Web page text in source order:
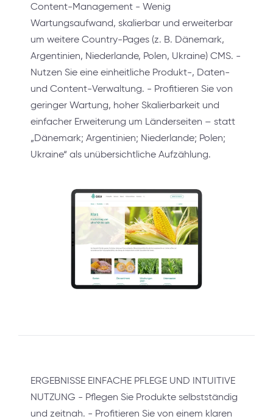
Content-Management - Wenig
Wartungsaufwand, skalierbar und erweiterbar
um weitere Country-Pages (z. B. Dänemark,
Argentinien, Niederlande, Polen, Ukraine) CMS. -
Nutzen Sie eine einheitliche Produkt-, Daten-
und Content-Verwaltung. - Profitieren Sie von
geringer Wartung, hoher Skalierbarkeit und
einfacher Erweiterung um Länderseiten – statt
„Dänemark; Argentinien; Niederlande; Polen;
Ukraine“ als unübersichtliche Aufzählung.
ERGEBNISSE EINFACHE PFLEGE UND INTUITIVE
NUTZUNG - Pflegen Sie Produkte selbstständig
und zeitnah. - Profitieren Sie von einem klaren